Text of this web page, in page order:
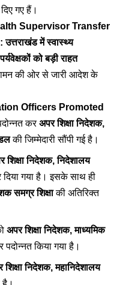
गए हैं।
Supervisor Transfer
में स्वास्थ्य
को बड़ी राहत
रामन की ओर से जारी आदेश के
Officers Promoted
करअपर शिक्षा निदेशक,
की जिम्मेदारी सौंपी गई है।
शिक्षा निदेशक, निदेशालय
दिया गया है। इसके साथ ही
समग्र शिक्षाकी अतिरिक्त
अपर शिक्षा निदेशक, माध्यमिक
पदोन्नत किया गया है।
शिक्षा निदेशक, महानिदेशालय